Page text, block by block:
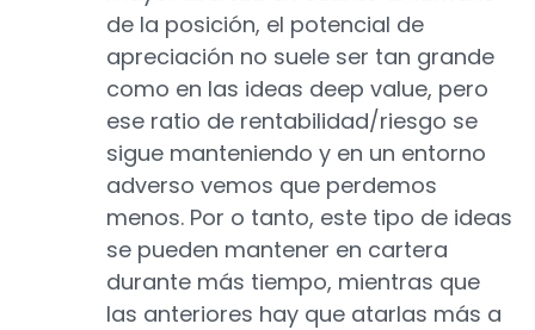
de la posición, el potencial de
apreciación no suele ser tan grande
como en las ideas deep value, pero
ese ratio de rentabilidad/riesgo se
sigue manteniendo y en un entorno
adverso vemos que perdemos
menos. Por o tanto, este tipo de ideas
se pueden mantener en cartera
durante más tiempo, mientras que
las anteriores hay que atarlas más a